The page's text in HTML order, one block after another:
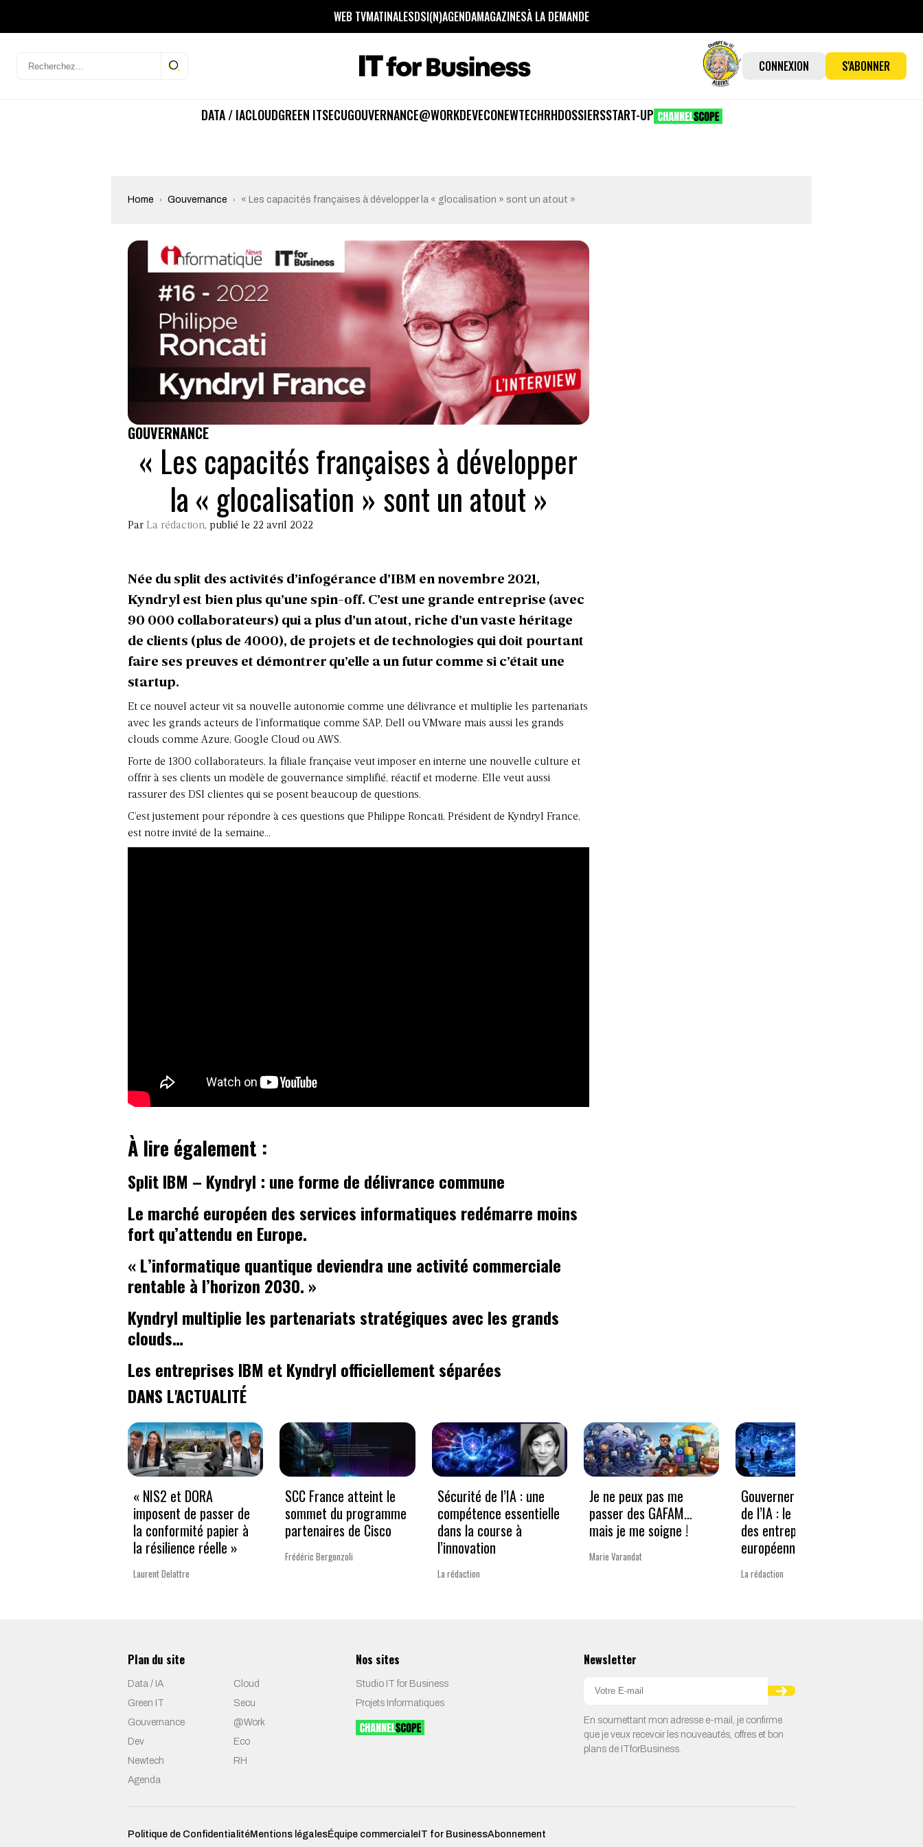
WEB TVMATINALESDSI(N)AGENDAMAGAZINESÀ LA DEMANDE
CONNEXION S'ABONNER
DATA / IACLOUDGREEN ITSECUGOUVERNANCE@WORKDEVECONEWTECHRHDOSSIERSSTART-UP
Home Gouvernance « Les capacités françaises à développer la « glocalisation » sont un atout »
GOUVERNANCE
« Les capacités françaises à développer
la « glocalisation » sont un atout »
Par La rédaction, publié le 22 avril 2022
Née du split des activités d’infogérance d’IBM en novembre 2021,
Kyndryl est bien plus qu’une spin-off. C’est une grande entreprise (avec
90 000 collaborateurs) qui a plus d’un atout, riche d’un vaste héritage
de clients (plus de 4000), de projets et de technologies qui doit pourtant
faire ses preuves et démontrer qu’elle a un futur comme si c’était une
startup.
Et ce nouvel acteur vit sa nouvelle autonomie comme une délivrance et multiplie les partenariats
avec les grands acteurs de l’informatique comme SAP, Dell ou VMware mais aussi les grands
clouds comme Azure, Google Cloud ou AWS.
Forte de 1300 collaborateurs, la filiale française veut imposer en interne une nouvelle culture et
offrir à ses clients un modèle de gouvernance simplifié, réactif et moderne. Elle veut aussi
rassurer des DSI clientes qui se posent beaucoup de questions.
C’est justement pour répondre à ces questions que Philippe Roncati, Président de Kyndryl France,
est notre invité de la semaine…
À lire également :
Split IBM – Kyndryl : une forme de délivrance commune
Le marché européen des services informatiques redémarre moins
fort qu’attendu en Europe.
« L’informatique quantique deviendra une activité commerciale
rentable à l’horizon 2030. »
Kyndryl multiplie les partenariats stratégiques avec les grands
clouds…
Les entreprises IBM et Kyndryl officiellement séparées
DANS L'ACTUALITÉ
« NIS2 et DORA
imposent de passer de
la conformité papier à
la résilience réelle »
Laurent Delattre
SCC France atteint le
sommet du programme
partenaires de Cisco
Frédéric Bergonzoli
Sécurité de l’IA : une
compétence essentielle
dans la course à
l’innovation
La rédaction
Je ne peux pas me
passer des GAFAM…
mais je me soigne !
Marie Varandat
Gouverner à la vitesse
de l’IA : le nouveau défi
des entreprises
européennes
La rédaction
Plan du site
Data / IA
Cloud
Green IT
Secu
Gouvernance
@Work
Dev
Eco
Newtech
RH
Agenda
Nos sites
Studio IT for Business
Projets Informatiques
Newsletter
En soumettant mon adresse e-mail, je confirme
que je veux recevoir les nouveautés, offres et bon
plans de ITforBusiness.
Politique de ConfidentialitéMentions légalesÉquipe commerciale IT for BusinessAbonnement